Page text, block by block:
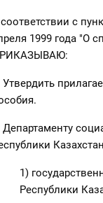
с
1999 года "О
Утвердить
Департаменту
1)
Республики